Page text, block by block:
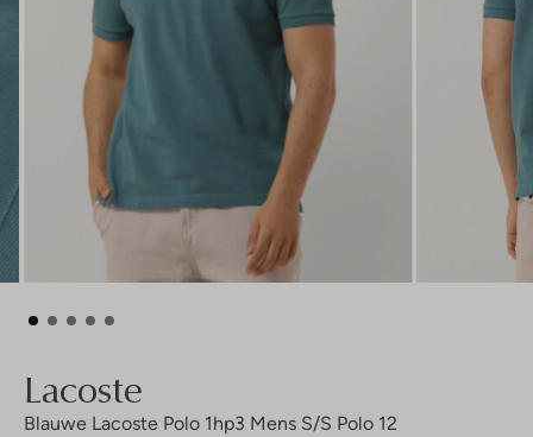
Lacoste
Blauwe Lacoste Polo 1hp3 Mens S/s Polo 12